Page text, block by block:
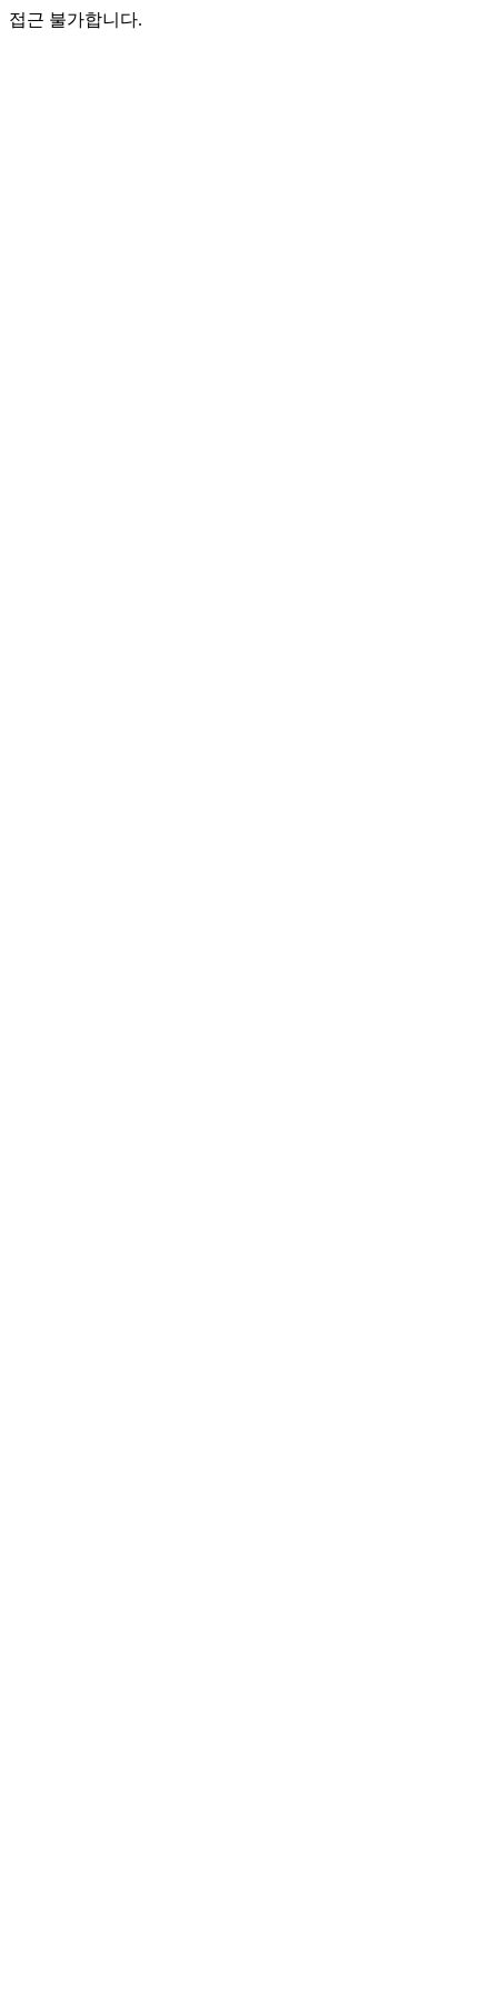
접근 불가합니다.